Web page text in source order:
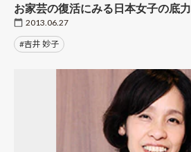
お家芸の復活にみる日本女子の底力
2013.06.27
#吉井 妙子